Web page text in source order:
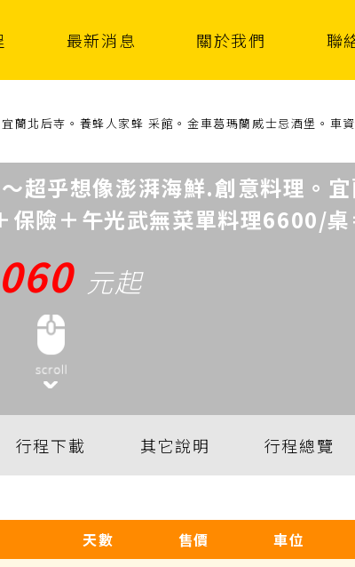
最新消息 關於我們 聯
蘭北后寺。養蜂人家蜂 采館。金車葛瑪蘭威士忌酒堡。車
超乎想像澎湃海鮮.創意料理。
保險＋午光武無菜單料理6600/
元起
行程下載 其它說明 行程總覽
天數 售價 車位